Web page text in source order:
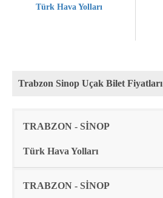
Türk Hava Yolları
Trabzon Sinop Uçak Bilet Fiyatları
Rota Firma Fiyat
TRABZON - SİNOP
Türk Hava Yolları
TRABZON - SİNOP